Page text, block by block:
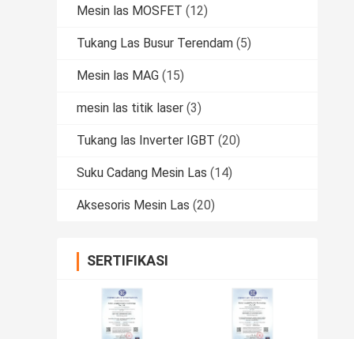
Mesin las MOSFET (12)
Tukang Las Busur Terendam (5)
Mesin las MAG (15)
mesin las titik laser (3)
Tukang las Inverter IGBT (20)
Suku Cadang Mesin Las (14)
Aksesoris Mesin Las (20)
SERTIFIKASI